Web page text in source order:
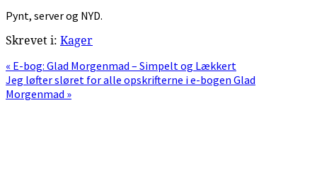
Pynt, server og NYD.
Skrevet i: Kager
Previous
Post:
« E-bog: Glad Morgenmad – Simpelt og Lækkert
Next
Post:
Jeg løfter sløret for alle opskrifterne i e-bogen Glad
Morgenmad »